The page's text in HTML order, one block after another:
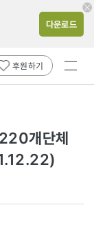
다운로드
후원하기
전체
개단체